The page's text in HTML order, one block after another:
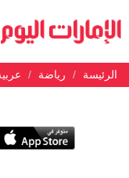
الرئيسة رياضة